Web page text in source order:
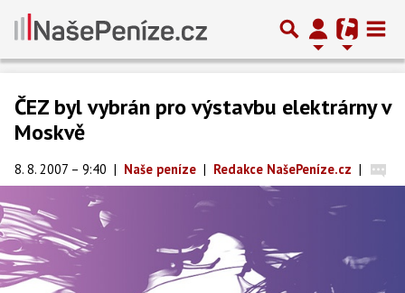
ČEZ byl vybrán pro výstavbu elektrárny v
Moskvě
8. 8. 2007 – 9:40 | Naše peníze | Redakce NašePeníze.cz |